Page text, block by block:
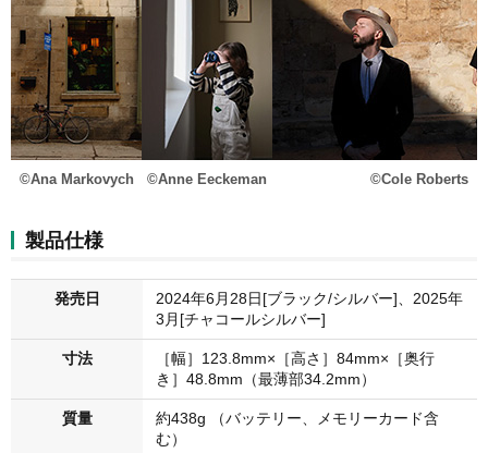
©Ana Markovych ©Anne Eeckeman ©Cole Roberts
製品仕様
発売日
2024年6月28日[ブラック/シルバー]、2025年
3月[チャコールシルバー]
寸法
［幅］123.8mm×［高さ］84mm×［奥行
き］48.8mm（最薄部34.2mm）
質量
約438g （バッテリー、メモリーカード含
む）